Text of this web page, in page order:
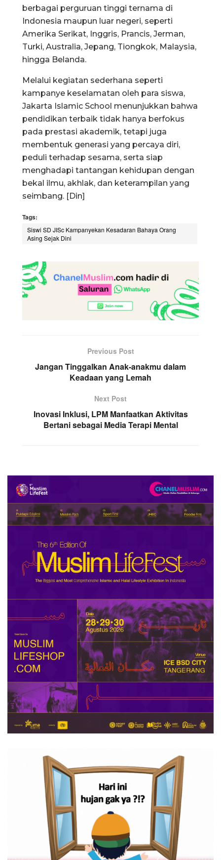
berbagai perguruan tinggi ternama di
Indonesia maupun luar negeri, seperti
Amerika Serikat, Inggris, Prancis, Jerman,
Turki, Australia, Jepang, Tiongkok, Malaysia,
hingga Belanda.
Melalui kegiatan sederhana seperti
kampanye keselamatan oleh para siswa,
Jakarta Islamic School menunjukkan bahwa
pendidikan terbaik tidak hanya berfokus
pada prestasi akademik, tetapi juga
membentuk generasi yang percaya diri,
peduli terhadap sesama, serta siap
menghadapi tantangan kehidupan dengan
bekal ilmu, akhlak, dan keterampilan yang
seimbang. [Din]
Tags:
Siswi SD JISc Kampanyekan Kesadaran Bahaya Orang
Asing Sejak Dini
Previous Post
Jangan Tinggalkan Anak-anakmu dalam
Keadaan yang Lemah
Next Post
Inovasi Inklusi, LPM Manfaatkan Aktivitas
Bertani sebagai Media Terapi Mental